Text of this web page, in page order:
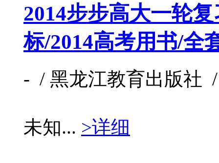
2014步步高大一轮
标/2014高考用书/全
- / 黑龙江教育出版社
未知... >详细